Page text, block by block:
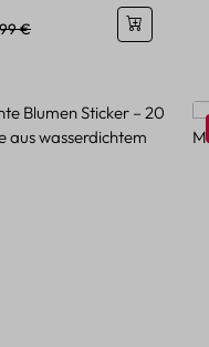
Preis:
€